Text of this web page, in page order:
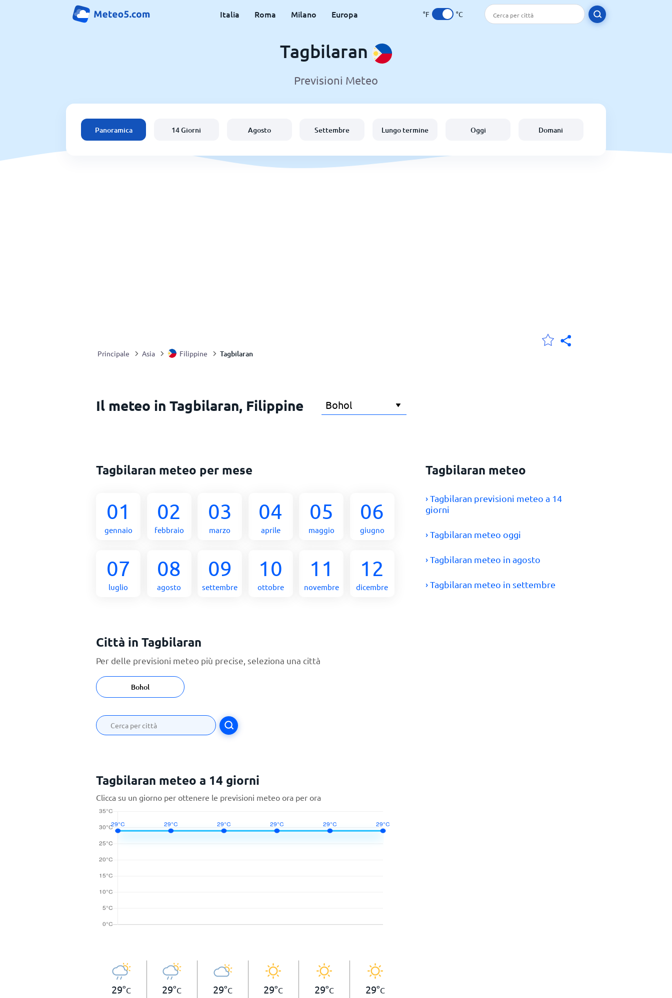
Italia Roma Milano Europa °F °C
Tagbilaran
Previsioni Meteo
Panoramica 14 Giorni Agosto Settembre Lungo termine Oggi Domani
Principale Asia Filippine Tagbilaran
Il meteo in Tagbilaran, Filippine
Tagbilaran meteo per mese
01
gennaio
02
febbraio
03
marzo
04
aprile
05
maggio
06
giugno
07
luglio
08
agosto
09
settembre
10
ottobre
11
novembre
12
dicembre
Tagbilaran meteo
› Tagbilaran previsioni meteo a 14
giorni
› Tagbilaran meteo oggi
› Tagbilaran meteo in agosto
› Tagbilaran meteo in settembre
Città in Tagbilaran
Per delle previsioni meteo più precise, seleziona una città
Bohol
Tagbilaran meteo a 14 giorni
Clicca su un giorno per ottenere le previsioni meteo ora per ora
29°C 29°C 29°C 29°C 29°C 29°C